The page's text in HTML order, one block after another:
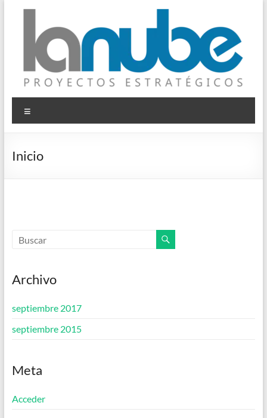
contenido
© La Nube
Proyectos Estratégicos
Inicio
Archivo
septiembre 2017
septiembre 2015
Meta
Acceder